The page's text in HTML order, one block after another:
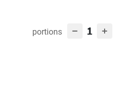
portions 1